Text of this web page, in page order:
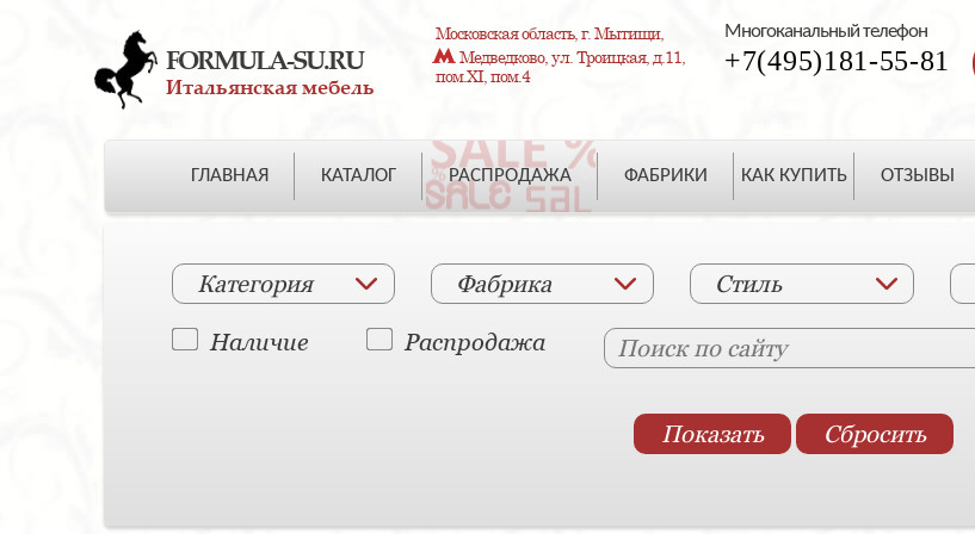
FORMULA-SU.RU
Итальянская мебель
Московская область, г. Мытищи,
Медведково, ул. Троицкая, д.11,
пом.XI, пом.4
Многоканальный телефон
+7(495)181-55-81
ГЛАВНАЯ КАТАЛОГ РАСПРОДАЖА ФАБРИКИ КАК КУПИТЬ ОТЗЫВЫ
Категория Фабрика Стиль
Наличие Распродажа